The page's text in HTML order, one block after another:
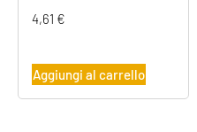
4,61 €
Aggiungi al carrello